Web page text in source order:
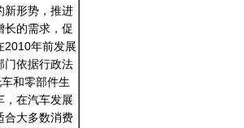
新形势，推进
长的需求，促
2010年前发展
门依据行政法
和零部件生
，在汽车发展
合大多数消费